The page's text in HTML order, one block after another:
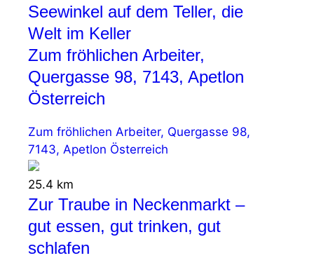
Seewinkel auf dem Teller, die
Welt im Keller
Zum fröhlichen Arbeiter,
Quergasse 98, 7143, Apetlon
Österreich
Zum fröhlichen Arbeiter, Quergasse 98,
7143, Apetlon Österreich
25.4 km
Zur Traube in Neckenmarkt –
gut essen, gut trinken, gut
schlafen